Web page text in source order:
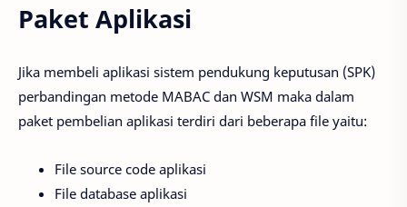
Paket Aplikasi
Jika membeli aplikasi sistem pendukung keputusan (SPK)
perbandingan metode MABAC dan WSM maka dalam
paket pembelian aplikasi terdiri dari beberapa file yaitu:
File source code aplikasi
File database aplikasi